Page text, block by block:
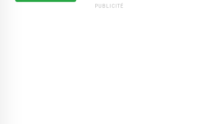
PUBLICITÉ